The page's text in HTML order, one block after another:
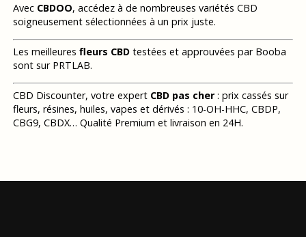
Avec CBDOO, accédez à de nombreuses variétés CBD
soigneusement sélectionnées à un prix juste.
Les meilleures fleurs CBDtestées et approuvées par Booba
sont sur PRTLAB.
CBD Discounter, votre expert CBD pas cher: prix cassés sur
fleurs, résines, huiles, vapes et dérivés : 10-OH-HHC, CBDP,
CBG9, CBDX… Qualité Premium et livraison en 24H.